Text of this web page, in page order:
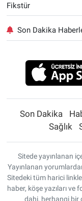
Fikstür
Son Dakika
Son Dakika
Sağlık
Sitede yayınlanan
Yayınlanan
Sitedeki tüm harici
haber, köşe yazıları ve
dahi, herhangi bir